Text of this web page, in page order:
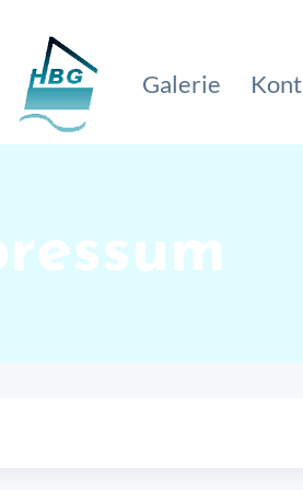
Galerie